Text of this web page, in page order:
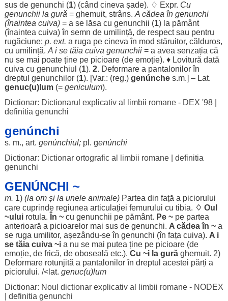
susde genunchi (1) (când cineva șade). ♢ Expr. Cu
genunchiila gură = ghemuit, strâns. A cădea în genunchi
(înaintea cuiva)= a se lăsa cu genunchii (1) la pământ
(înaintea cuiva) în semn de umilință, de respectsau pentru
rugăciune; p. ext. a ruga pe cineva în mod stăruitor, călduros,
cu umilință. A i se tăia cuiva genunchii= a avea senzația că
nu se mai poateține pe picioare(de emoție). ♦ Lovitură dată
cuiva cu genunchiul (1). 2. Deformarea pantalonilorîn
dreptul genunchilor(1). [Var.: (reg.) genúnches.m.] – Lat.
genuc(u)lum(= geniculum).
Dictionar: Dictionarul explicativ al limbii romane - DEX '98|
definitia genunchi
genúnchi
s. m., art. genúnchiul; pl. genúnchi
Dictionar: Dictionar ortografic al limbii romane| definitia
genunchi
GENÚNCHI ~
m. 1) (la omși la unele animale) Partea din față a piciorului
care cuprinde regiunea articulației femurului cu tibia. ♢ Oul
~ului rotula. În ~ cu genunchii pe pământ. Pe ~ pe partea
anterioară a picioarelormai susde genunchi. A cădeaîn ~ a
se ruga umilitor, așezându-se în genunchi (în fața cuiva). A i
se tăiacuiva ~i a nu se mai putea ține pe picioare(de
emoție, de frică, de oboseală etc.). Cu ~i la gură ghemuit. 2)
Deformare rotunjită a pantalonilorîn dreptul acestei părți a
piciorului. /<lat. genuc(u)lum
Dictionar: Noul dictionar explicativ al limbii romane - NODEX
definitia genunchi